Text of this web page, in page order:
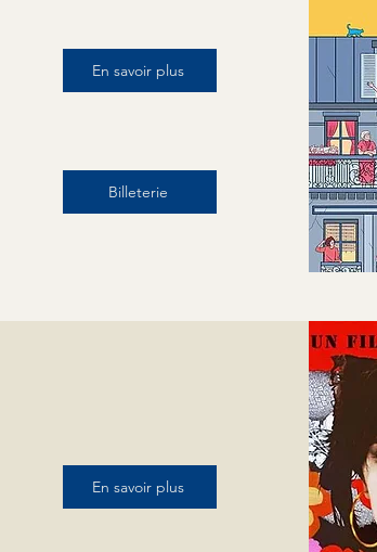
En savoir plus
Billeterie
En savoir plus